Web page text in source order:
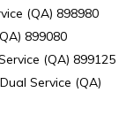
(QA) 898980
899080
(QA) 899125
Service (QA)